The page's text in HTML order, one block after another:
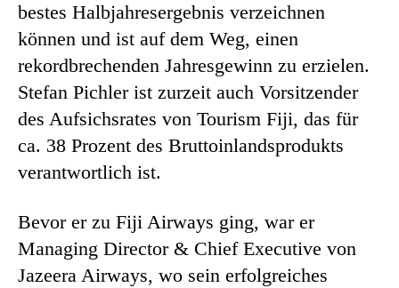
bestes Halbjahresergebnis verzeichnen
können und ist auf dem Weg, einen
rekordbrechenden Jahresgewinn zu erzielen.
Stefan Pichler ist zurzeit auch Vorsitzender
des Aufsichsrates von Tourism Fiji, das für
ca. 38 Prozent des Bruttoinlandsprodukts
verantwortlich ist.
Bevor er zu Fiji Airways ging, war er
Managing Director & Chief Executive von
Jazeera Airways, wo sein erfolgreiches